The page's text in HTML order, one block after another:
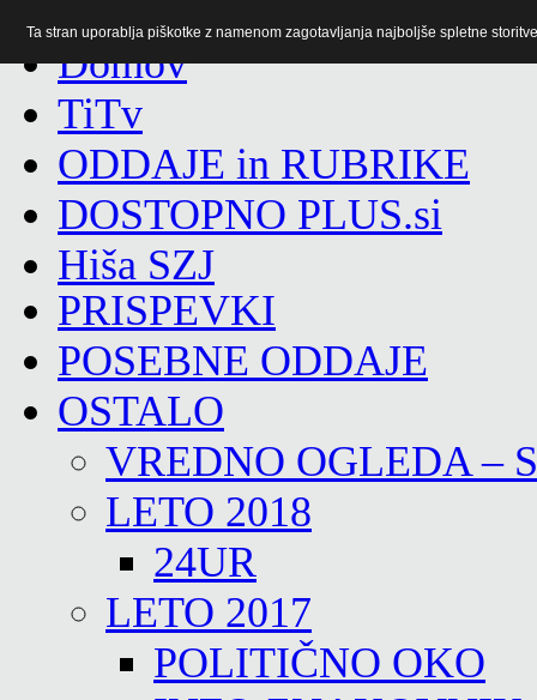
TiTv
ODDAJE in RUBRIKE
DOSTOPNO PLUS.si
Hiša SZJ
PRISPEVKI
POSEBNE ODDAJE
OSTALO
VREDNO OGLEDA –
LETO 2018
24UR
LETO 2017
POLITIČNO OKO
Ta stran uporablja piškotke z namenom zagotavljanja najboljše spletne